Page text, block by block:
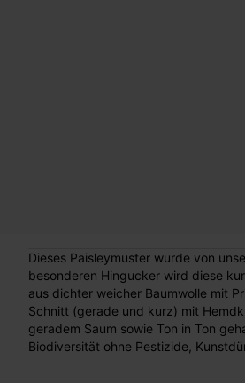
Dieses Paisleymuster wurde von
besonderen Hingucker wird diese
aus dichter weicher Baumwolle mit
Schnitt (gerade und kurz) mit
geradem Saum sowie Ton in Ton
Biodiversität ohne Pestizide,